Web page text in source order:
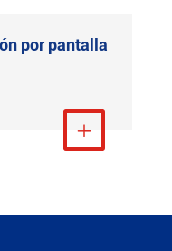
por pantalla
Ver más
